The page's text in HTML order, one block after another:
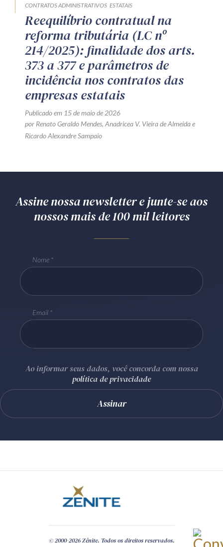
CONTRATOS ADMINISTRATIVOS ESTATAIS
Reequilíbrio contratual na
reforma tributária (LC nº
214/2025): finalidade dos arts.
373 a 377 e parâmetros de
incidência nos contratos das
empresas estatais
Publicado em 15 de maio de 2026
por Renato Geraldo Mendes, Anadricea V. Vieira de Almeidae
Ricardo Alexandre Sampaio
Assine nossa newsletter e junte-se aos
nossos mais de 100 mil leitores
Nome
Email
Ao informar seus dados, você concorda com nossa
política de privacidade
© 2000-2026 Zênite. Todos os direitos reservados.